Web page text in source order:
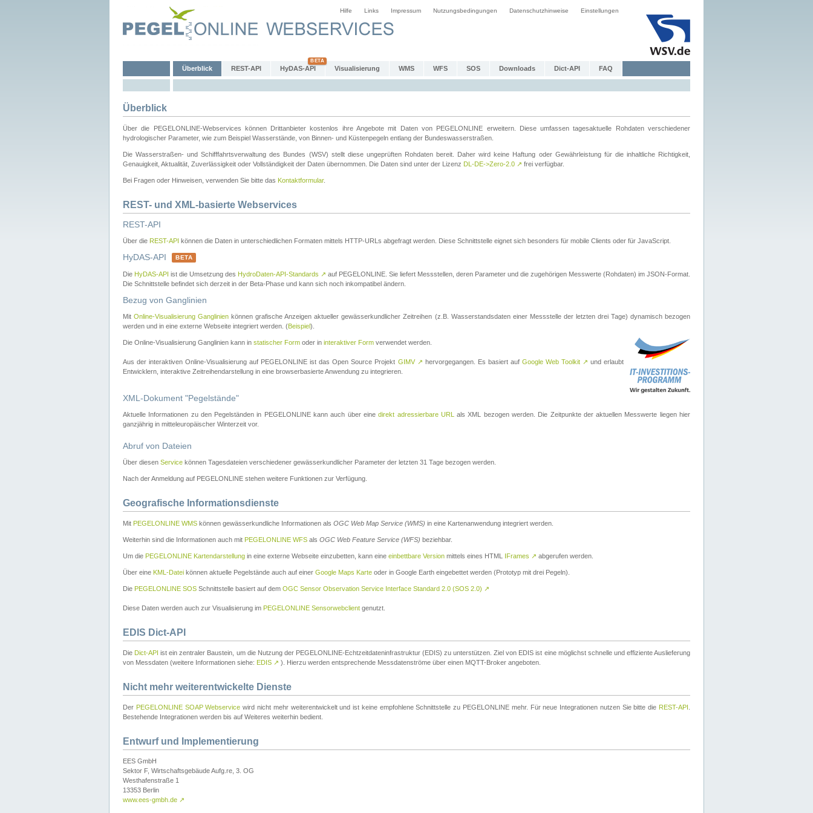
Hilfe Links Impressum Nutzungsbedingungen Datenschutzhinweise Einstellungen
Überblick REST-API HyDAS-API Visualisierung WMS WFS SOS Downloads Dict-API FAQ
Überblick
Über die PEGELONLINE-Webservices können Drittanbieter kostenlos ihre Angebote mit Daten von PEGELONLINE erweitern. Diese umfassen tagesaktuelle Rohdaten verschiedener
hydrologischer Parameter, wie zum Beispiel Wasserstände, von Binnen- und Küstenpegeln entlang der Bundeswasserstraßen.
Die Wasserstraßen- und Schifffahrtsverwaltung des Bundes (WSV) stellt diese ungeprüften Rohdaten bereit. Daher wird keine Haftung oder Gewährleistung für die inhaltliche Richtigkeit,
Genauigkeit, Aktualität, Zuverlässigkeit oder Vollständigkeit der Daten übernommen. Die Daten sind unter der Lizenz DL-DE->Zero-2.0 ↗ frei verfügbar.
Bei Fragen oder Hinweisen, verwenden Sie bitte das Kontaktformular.
REST- und XML-basierte Webservices
REST-API
Über die REST-API können die Daten in unterschiedlichen Formaten mittels HTTP-URLs abgefragt werden. Diese Schnittstelle eignet sich besonders für mobile Clients oder für JavaScript.
HyDAS-API BETA
Die HyDAS-API ist die Umsetzung des HydroDaten-API-Standards ↗ auf PEGELONLINE. Sie liefert Messstellen, deren Parameter und die zugehörigen Messwerte (Rohdaten) im JSON-Format.
Die Schnittstelle befindet sich derzeit in der Beta-Phase und kann sich noch inkompatibel ändern.
Bezug von Ganglinien
MitOnline-Visualisierung Ganglinien können grafische Anzeigen aktueller gewässerkundlicher Zeitreihen (z.B. Wasserstandsdaten einer Messstelle der letzten drei Tage) dynamisch bezogen
werden und in eine externe Webseite integriert werden. (Beispiel).
Die Online-Visualisierung Ganglinien kann in statischer Form oder in interaktiver Form verwendet werden.
Aus der interaktiven Online-Visualisierung auf PEGELONLINE ist das Open Source Projekt GIMV ↗ hervorgegangen. Es basiert auf Google Web Toolkit ↗ und erlaubt
Entwicklern, interaktive Zeitreihendarstellung in eine browserbasierte Anwendung zu integrieren.
XML-Dokument "Pegelstände"
Aktuelle Informationen zu den Pegelständen in PEGELONLINE kann auch über einedirekt adressierbare URL
als XML bezogen werden. Die Zeitpunkte der aktuellen Messwerte liegen hier
ganzjährig in mitteleuropäischer Winterzeit vor.
Abruf von Dateien
Über diesen Service können Tagesdateien verschiedener gewässerkundlicher Parameter der letzten 31 Tage bezogen werden.
Nach der Anmeldung auf PEGELONLINE stehen weitere Funktionen zur Verfügung.
Geografische Informationsdienste
Mit PEGELONLINE WMS können gewässerkundliche Informationen als OGC Web Map Service (WMS) in eine Kartenanwendung integriert werden.
Weiterhin sind die Informationen auch mit PEGELONLINE WFS als OGC Web Feature Service (WFS) beziehbar.
Um die PEGELONLINE Kartendarstellung in eine externe Webseite einzubetten, kann eine einbettbare Version mittels eines HTML IFrames ↗ abgerufen werden.
Über eine KML-Datei können aktuelle Pegelstände auch auf einer Google Maps Karte oder in Google Earth eingebettet werden (Prototyp mit drei Pegeln).
Die PEGELONLINE SOS Schnittstelle basiert auf dem OGC Sensor Observation Service Interface Standard 2.0 (SOS 2.0) ↗
Diese Daten werden auch zur Visualisierung im PEGELONLINE Sensorwebclient genutzt.
EDIS Dict-API
Die Dict-API ist ein zentraler Baustein, um die Nutzung der PEGELONLINE-Echtzeitdateninfrastruktur (EDIS) zu unterstützen. Ziel von EDIS ist eine möglichst schnelle und effiziente Auslieferung
von Messdaten (weitere Informationen siehe: EDIS ↗ ). Hierzu werden entsprechende Messdatenströme über einen MQTT-Broker angeboten.
Nicht mehr weiterentwickelte Dienste
Der PEGELONLINE SOAP Webservice wird nicht mehr weiterentwickelt und ist keine empfohlene Schnittstelle zu PEGELONLINE mehr. Für neue Integrationen nutzen Sie bitte die REST-API
Bestehende Integrationen werden bis auf Weiteres weiterhin bedient.
Entwurf und Implementierung
EES GmbH
Sektor F, Wirtschaftsgebäude Aufg.re, 3. OG
Westhafenstraße 1
13353 Berlin
www.ees-gmbh.de ↗